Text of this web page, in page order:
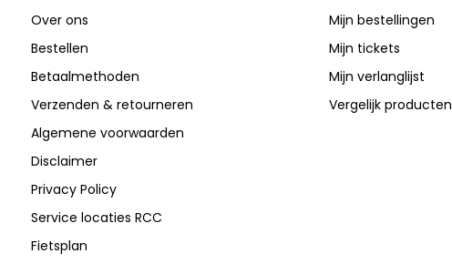
Over ons
Bestellen
Betaalmethoden
Verzenden & retourneren
Algemene voorwaarden
Disclaimer
Privacy Policy
Service locaties RCC
Fietsplan
Mijn bestellingen
Mijn tickets
Mijn verlanglijst
Vergelijk producten